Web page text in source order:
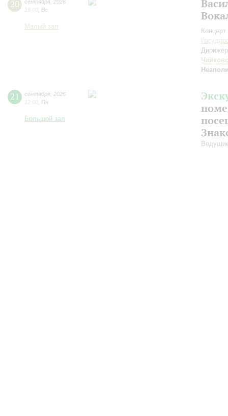
20 сентября 2026
19:00 Вс
Малый зал
21 сентября 2026
12:00 Пн
Большой зал